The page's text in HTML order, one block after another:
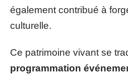
également contribué à
culturelle.
Ce patrimoine vivant se
programmation